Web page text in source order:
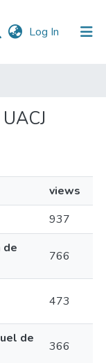
Log In (current)
views
937
de
766
473
de
366